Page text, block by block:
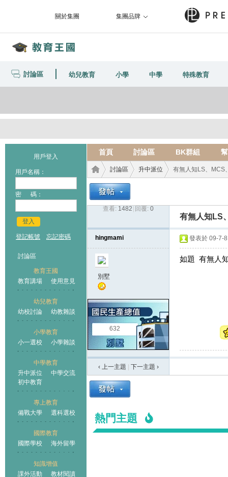
關於集團 集團品牌
討論區 幼兒教育 小學 中學 特殊教育
用戶登入
用戶名稱：
密 碼：
登入
登記帳號 忘記密碼
討論區
教育王國
教育講場
使用意見
幼兒教育
幼校討論
幼教雜談
小學教育
小一選校
小學雜談
中學教育
升中派位
中學交流
初中教育
專上教育
備戰大學
選科選校
國際教育
國際學校
海外留學
知識增值
課外活動
教材閱讀
首頁 討論區 BK群組
王國
討論區
›
升中派位 有無人知LS、MCS
查看: 1482 回覆: 0
有無人知LS
hingmami
別墅
632
發表於 09-7-
如題 有無人
‹ 上一主題 下一主題 ›
熱門主題